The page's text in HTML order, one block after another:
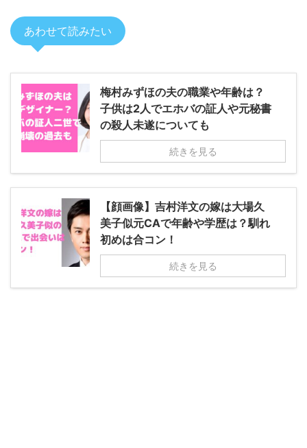
あわせて読みたい
梅村みずほの夫の職業や年齢は？
子供は2人でエホバの証人や元秘書
の殺人未遂についても
続きを見る
【顔画像】吉村洋文の嫁は大場久
美子似元CAで年齢や学歴は？馴れ
初めは合コン！
続きを見る